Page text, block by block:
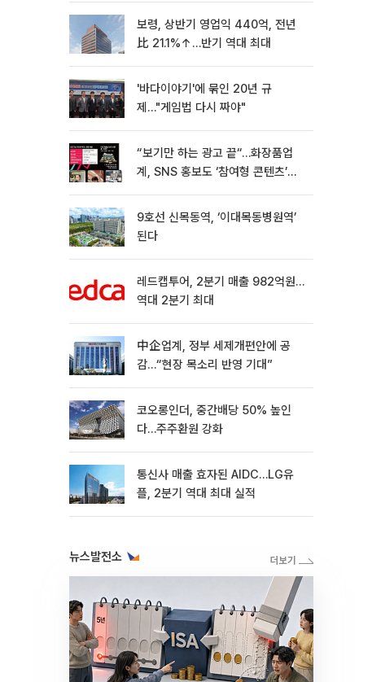
보령, 상반기 영업익 440억, 전년
比 21.1%↑…반기 역대 최대
'바다이야기'에 묶인 20년 규
제…"게임법 다시 짜야"
“보기만 하는 광고 끝“…화장품업
계, SNS 홍보도 ‘참여형 콘텐츠’로
9호선 신목동역, ‘이대목동병원역’
된다
레드캡투어, 2분기 매출 982억원…
역대 2분기 최대
中企업계, 정부 세제개편안에 공
감…“현장 목소리 반영 기대”
코오롱인더, 중간배당 50% 높인
다…주주환원 강화
통신사 매출 효자된 AIDC…LG유
플, 2분기 역대 최대 실적
뉴스발전소